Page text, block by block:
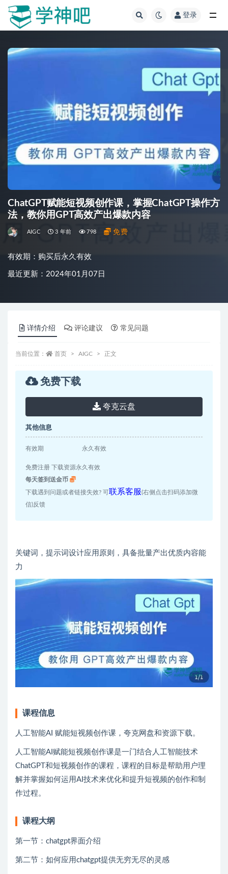
登录
ChatGPT赋能短视频创作课，​掌握ChatGPT操作方
法，教你用GPT高效产出爆款内容
AIGC 3 年前 798 免费
有效期：购买后永久有效
最近更新：2024年01月07日
详情介绍 评论建议 常见问题
当前位置： 首页 AIGC 正文
免费下载
夸克云盘
其他信息
有效期 永久有效
免费注册 下载资源永久有效
每天签到送金币
下载遇到问题或者链接失效? 可联系客服(右侧点击扫码添加微
信)反馈
关键词，提示词设计应用原则，具备批量产出优质内容能
力
课程信息
人工智能AI 赋能短视频创作课，夸克网盘和资源下载。
人工智能AI赋能短视频创作课是一门结合人工智能技术
ChatGPT和短视频创作的课程，课程的目标是帮助用户理
解并掌握如何运用AI技术来优化和提升短视频的创作和制
作过程。
课程大纲
第一节：chatgpt界面介绍
第二节：如何应用chatgpt提供无穷无尽的灵感